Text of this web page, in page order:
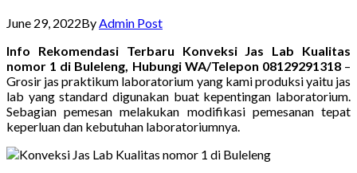
June 29, 2022By Admin Post
Info Rekomendasi Terbaru Konveksi Jas Lab Kualitas
nomor 1 di Buleleng, Hubungi WA/Telepon 08129291318–
Grosir jas praktikum laboratorium yang kami produksi yaitu jas
lab yang standard digunakan buat kepentingan laboratorium.
Sebagian pemesan melakukan modifikasi pemesanan tepat
keperluan dan kebutuhan laboratoriumnya.